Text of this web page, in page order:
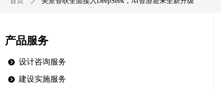
产品服务
뀹 设计咨询服务
뀹 建设实施服务